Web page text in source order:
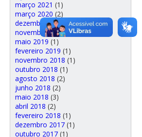
março 2021 (1)
março 2020 (2)
dezembro 2019 (1)
novembro 2019(1)
maio 2019 (1)
fevereiro 2019 (1)
novembro 2018 (1)
outubro 2018 (1)
agosto 2018 (2)
junho 2018 (2)
maio 2018 (3)
abril 2018 (2)
fevereiro 2018 (1)
dezembro 2017(1)
outubro 2017(1)